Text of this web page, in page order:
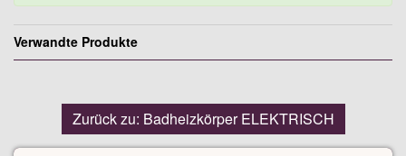
Verwandte Produkte
Zurück zu: Badheizkörper ELEKTRISCH